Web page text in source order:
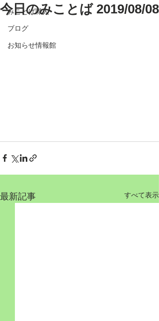
みことば職人
ブログ
お知らせ情報館
今日のみことば 2019/08/08
最新記事 すべて表示